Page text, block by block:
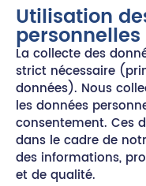
Utilisation
La collecte des
strict nécessaire
données). Nous
les données
consentement. Ces
dans le cadre de
des informations,
et de qualité.